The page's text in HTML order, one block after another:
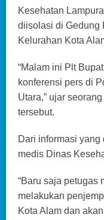
Kesehatan
diisolasi di Gedung
Kelurahan Kota
“Malam ini Plt
konferensi pers di
Utara,” ujar
tersebut.
Dari informasi
medis Dinas
“Baru saja petugas
melakukan
Kota Alam dan